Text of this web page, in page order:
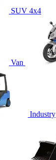
SUV 4x4
Van
Industry